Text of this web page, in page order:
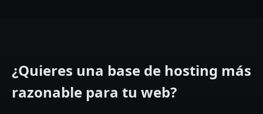
¿Quieres una base de hosting más
razonable para tu web?